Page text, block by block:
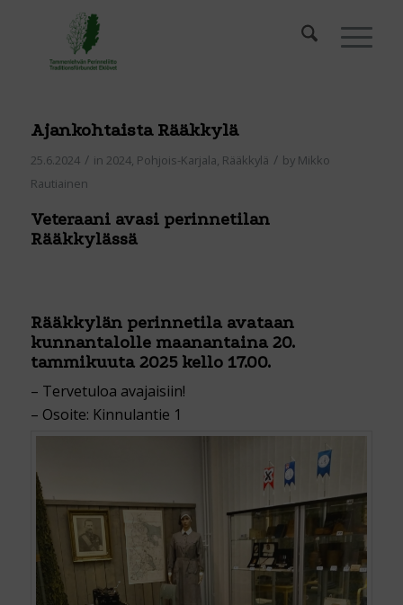
Ajankohtaista Rääkkylä
25.6.2024 / in 2024, Pohjois-Karjala, Rääkkylä / by Mikko
Rautiainen
Veteraani avasi perinnetilan
Rääkkylässä
Rääkkylän perinnetila avataan
kunnantalolle maanantaina 20.
tammikuuta 2025 kello 17.00.
– Tervetuloa avajaisiin!
– Osoite: Kinnulantie 1